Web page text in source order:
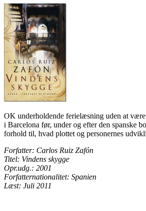
OK underholdende ferielæsning uden at
i Barcelona før, under og efter den spanske
forhold til, hvad plottet og personernes
Forfatter: Carlos Ruiz Zafón
Titel: Vindens skygge
Opr.udg.: 2001
Forfatternationalitet: Spanien
Læst: Juli 2011